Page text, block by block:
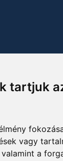
tartjuk
vagy
a